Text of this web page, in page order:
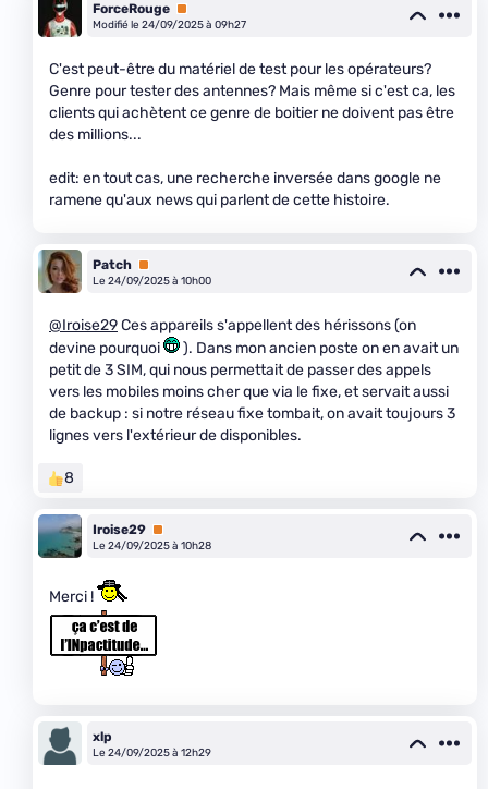
ForceRouge Premium
Modifié le 24/09/2025 à 09h27
C'est peut-être du matériel de test pour les opérateurs?
Genre pour tester des antennes? Mais même si c'est ca, les
clients qui achètent ce genre de boitier ne doivent pas être
des millions...
edit: en tout cas, une recherche inversée dans google ne
ramene qu'aux news qui parlent de cette histoire.
Patch Premium
Le 24/09/2025 à 10h00
@Iroise29Ces appareils s'appellent des hérissons (on
devine pourquoi
). Dans mon ancien poste on en avait un
petit de 3 SIM, qui nous permettait de passer des appels
vers les mobiles moins cher que via le fixe, et servait aussi
de backup : si notre réseau fixe tombait, on avait toujours 3
lignes vers l'extérieur de disponibles.
8
Iroise29 Premium
Le 24/09/2025 à 10h28
Merci !
xlp
Le 24/09/2025 à 12h29